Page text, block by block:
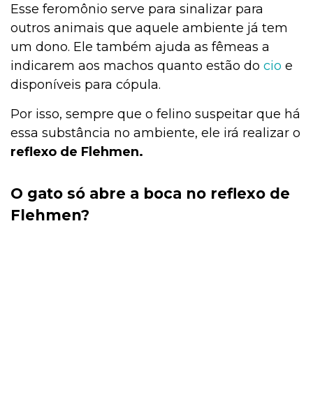
Esse feromônio serve para sinalizar para
outros animais que aquele ambiente já tem
um dono. Ele também ajuda as fêmeas a
indicarem aos machos quanto estão do cio e
disponíveis para cópula.
Por isso, sempre que o felino suspeitar que há
essa substância no ambiente, ele irá realizar o
reflexo de Flehmen.
O gato só abre a boca no reflexo de
Flehmen?